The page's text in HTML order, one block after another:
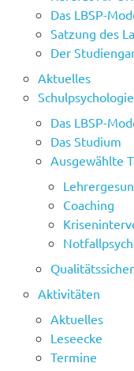
Das LBSP-
Satzung des
Der
Aktuelles
Schulpsychologie
Das LBSP-
Das Studium
Ausgewählte
Coaching
Aktivitäten
Aktuelles
Leseecke
Termine